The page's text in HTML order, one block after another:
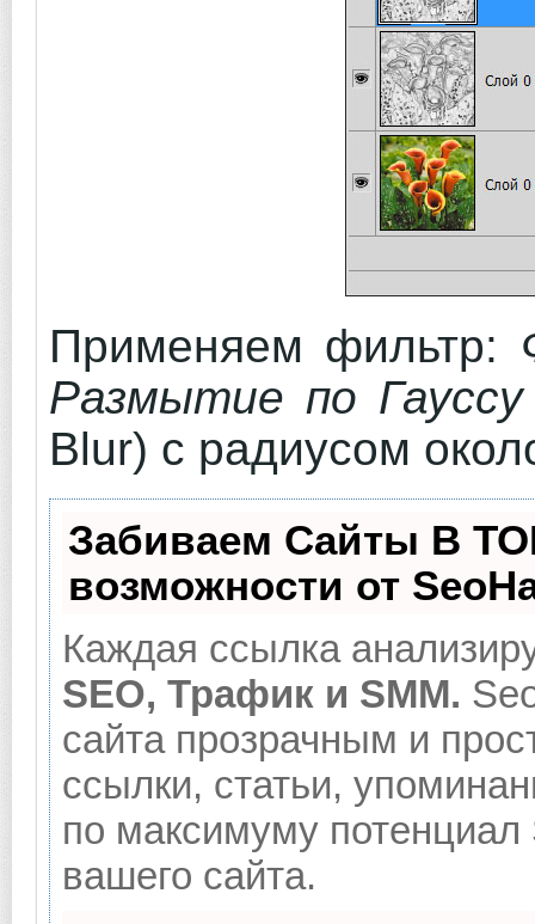
Применяем фильтр:
Размытие по Гауссу
Blur) с радиусом
Забиваем Сайты В
возможности от
Каждая ссылка
SEO, Трафик и SMM.
сайта прозрачным и
ссылки, статьи,
по максимуму
вашего сайта.